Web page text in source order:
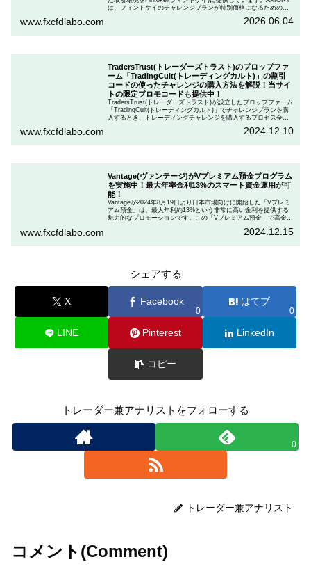
は、フィントケイのチャレンジプランが特別価格になるためのク
ランを申し込むときのクーポンコードを入力して割引にする方法
www.fxcfdlabo.com 2026.06.04
TradersTrust(トレーダーズトラスト)のプロップファ
ーム「TradingCult(トレーディングカルト)」の割引
コードの使ったチャレンジの購入方法を解説！当サイ
トの限定プロモコードも提供中！
TradersTrust(トレーダーズトラスト)が設立したプロップファーム
「TradingCult(トレーディングカルト)」でチャレンジプランを購
入するとき、トレーディングチャレンジを購入するプロセス全体
ます。さらに、TradingCultがほぼ定期的に実施している割引コー
www.fxcfdlabo.com 2024.12.10
Vantage(ヴァンテージ)がVプレミアム預金プログラム
を実施中！最大年率金利13%のスマート資金運用が可
能！
Vantageが2024年8月19日より日本市場向けに開始した「Vプレミ
アム預金」は、最大年利約13%という非常に高い金利を提供する
魅力的なプロモーションです。この「Vプレミアム預金」で高金利
「Vプレミアム預金」を行いたい人は、この記事をしっかりと読ん
www.fxcfdlabo.com 2024.12.15
シェアする
X Facebook
0
はてブ
0
LINE Pinterest LinkedIn
コピー
トレーダー兼アナリストをフォローする
0
トレーダー兼アナリスト
コメント(Comment)